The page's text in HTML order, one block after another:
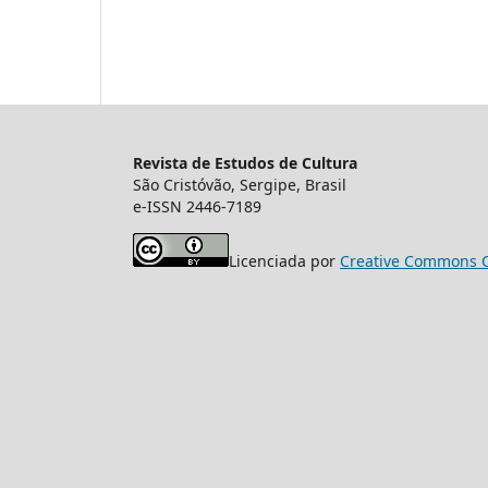
Revista de Estudos de Cultura
São Cristóvão, Sergipe, Brasil
e-ISSN 2446-7189
Licenciada por Creative Commons